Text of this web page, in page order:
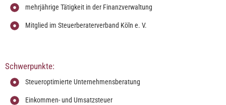
mehrjährige Tätigkeit in der Finanzverwaltung
Mitglied im Steuerberaterverband Köln e. V.
Schwerpunkte:
Steueroptimierte Unternehmensberatung
Einkommen- und Umsatzsteuer